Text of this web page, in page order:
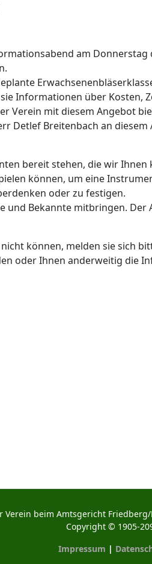
am Donnerstag
Informationen über Kosten,
Verein mit diesem Angebot
Detlef Breitenbach an diesem
bereit stehen, die wir Ihnen
können, um eine
oder zu festigen.
und Bekannte mitbringen. Der
können, melden sie sich
oder Ihnen anderweitig die
Verein beim Amtsgericht
Copyright © 1905-
Impressum |